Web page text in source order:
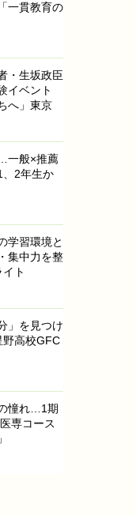
一貫教育の
・生坂政臣
イベント
へ」東京
一般×推薦
、2年生か
学習環境と
集中力を整
ト
」を見つけ
高校GFC
憧れ…1期
専コース